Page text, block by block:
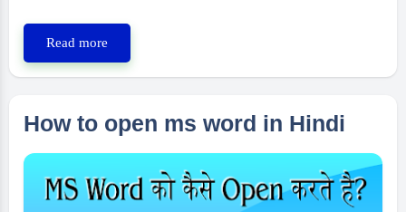
Read more
Word
File
कैसे
How to open ms word in Hindi